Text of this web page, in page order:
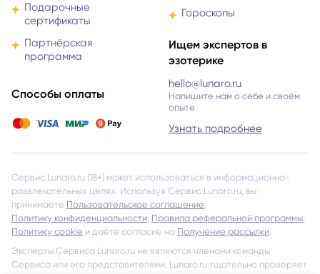
Подарочные
сертификаты
Партнёрская
программа
Способы оплаты
Гороскопы
Ищем экспертов в
эзотерике
hello@lunaro.ru
Напишите нам о себе и своём
опыте
Узнать подробнее
Сервис Lunaro.ru (18+) может использоваться в информационно-
развлекательных целях. Используя Сервис Lunaro.ru, вы
принимаете Пользовательское соглашение,
Политику конфиденциальности, Правила реферальной программы,
Политику cookie и даёте согласие на Получение рассылки.
Эксперты Сервиса Lunaro.ru не являются членами команды
Сервиса или его представителями. Lunaro.ru тщательно проверяет